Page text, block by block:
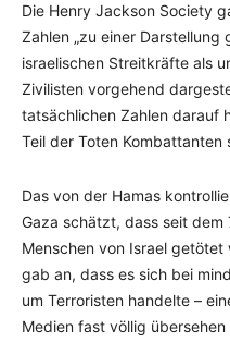
Die Henry Jackson Society
Zahlen „zu einer
israelischen Streitkräfte als
Zivilisten vorgehend
tatsächlichen Zahlen darauf
Teil der Toten Kombattanten
Das von der Hamas
Gaza schätzt, dass seit
Menschen von Israel getötet
gab an, dass es sich bei
um Terroristen handelte –
Medien fast völlig